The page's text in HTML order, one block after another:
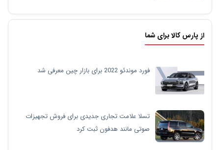
از پارس کالا برای شما
فورد موندئو 2022 برای بازار چین معرفی شد
تسلا علامت تجاری جدیدی برای فروش تجهیزات
صوتی مانند هدفون ثبت کرد